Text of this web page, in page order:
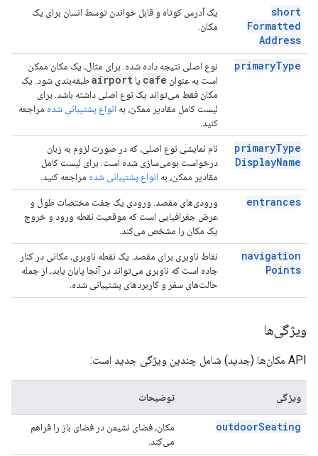
short
Formatted
Address
یک آدرس کوتاه و قابل خواندن توسط انسان برای یک
مکان.
primaryType
نوع اصلی نتیجه داده شده. برای مثال، یک مکان ممکن
است به عنوان cafe یا airportطبقه‌بندی شود. یک
مکان فقط می‌تواند یک نوع اصلی داشته باشد. برای
لیست کامل مقادیر ممکن، به انواع پشتیبانی شده مراجعه
کنید.
primaryType
DisplayName
نام نمایشی نوع اصلی، که در صورت لزوم به زبان
درخواست بومی‌سازی شده است. برای لیست کامل
مقادیر ممکن، به انواع پشتیبانی شده مراجعه کنید.
entrances
ورودی‌های مقصد. ورودی یک جفت مختصات طول و
عرض جغرافیایی است که موقعیت نقطه ورود و خروج
یک مکان را مشخص می‌کند.
navigation
Points
نقاط ناوبری برای مقصد. یک نقطه ناوبری، مکانی در کنار
جاده است که ناوبری می‌تواند در آنجا پایان یابد، از جمله
حالت‌های سفر و کاربردهای پشتیبانی شده.
ویژگی‌ها
API مکان‌ها (جدید) شامل چندین ویژگی جدید است:
ویژگی توضیحات
outdoorSeating
مکان، فضای نشیمن در فضای باز را فراهم
می‌کند.